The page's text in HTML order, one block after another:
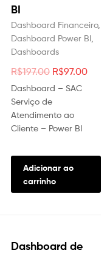
produto
BI
Dashboard Financeiro,
Dashboard Power BI
Dashboards
R$197.00 O
preço
original
era:
R$197.00.
R$97.00O
Dashboard – SAC
Serviço de
Atendimento ao
Cliente – Power BI
Adicionar ao
carrinho
Dashboard de